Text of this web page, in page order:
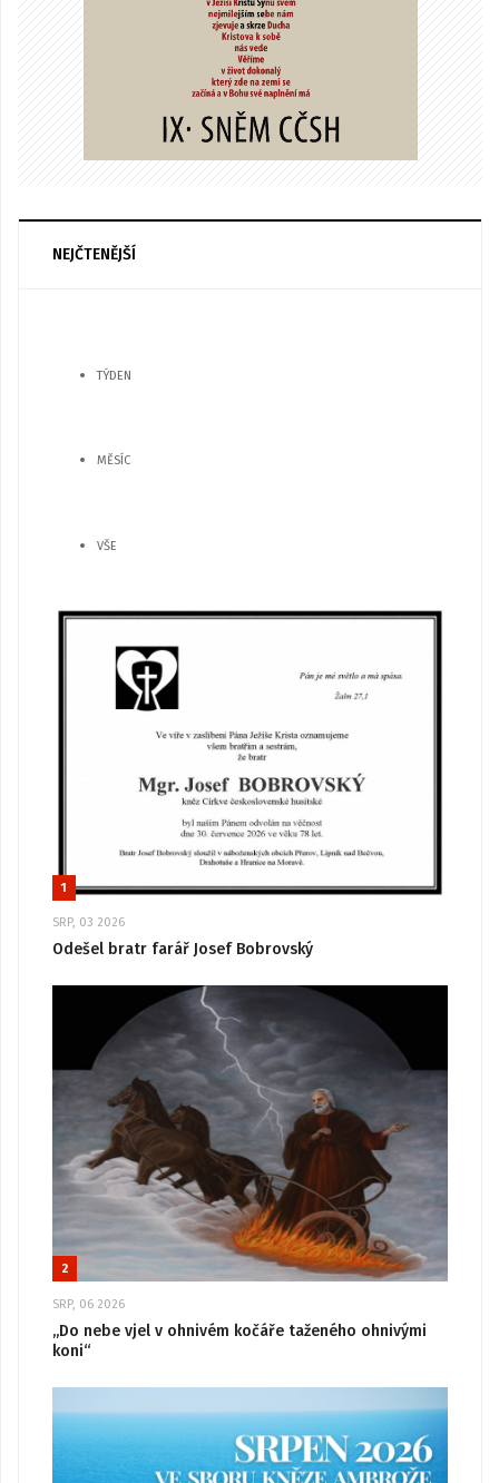
NEJČTENĚJŠÍ
TÝDEN
MĚSÍC
VŠE
1
SRP, 03 2026
Odešel bratr farář Josef Bobrovský
2
SRP, 06 2026
„Do nebe vjel v ohnivém kočáře taženého ohnivými
koni“